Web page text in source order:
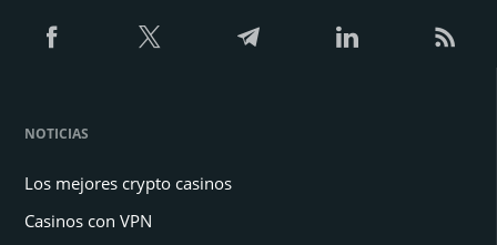
NOTICIAS
Los mejores crypto casinos
Casinos con VPN